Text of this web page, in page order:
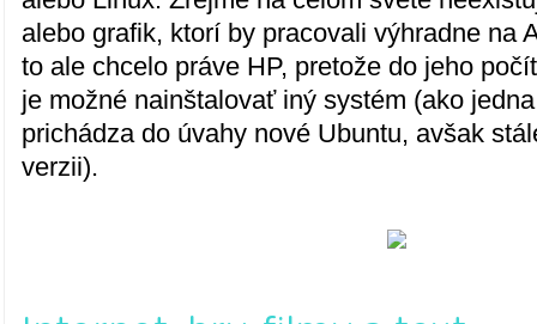
alebo grafik, ktorí by pracovali výhradne na
to ale chcelo práve HP, pretože do jeho
je možné nainštalovať iný systém (ako
prichádza do úvahy nové Ubuntu, avšak
verzii).